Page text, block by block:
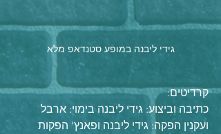
גידי ליבנה במופע סטנדאפ מלא
קרדיטים:
כתיבה וביצוע: גידי ליבנה בימוי: ארבל
ועקנין הפקה: גידי ליבנה ופאנץ' הפקות